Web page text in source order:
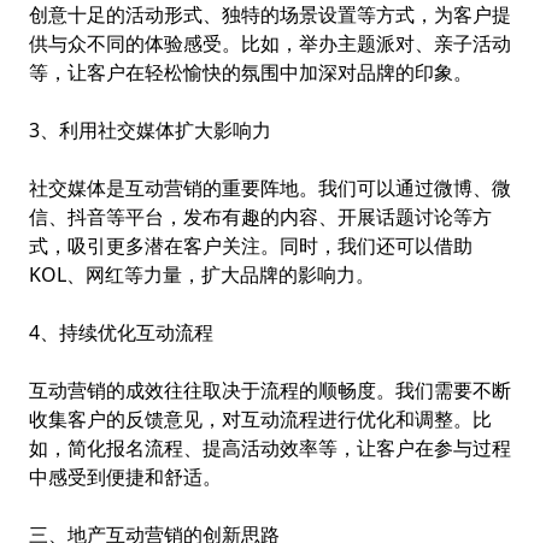
创意十足的活动形式、独特的场景设置等方式，为客户提
供与众不同的体验感受。比如，举办主题派对、亲子活动
等，让客户在轻松愉快的氛围中加深对品牌的印象。
3、利用社交媒体扩大影响力
社交媒体是互动营销的重要阵地。我们可以通过微博、微
信、抖音等平台，发布有趣的内容、开展话题讨论等方
式，吸引更多潜在客户关注。同时，我们还可以借助
KOL、网红等力量，扩大品牌的影响力。
4、持续优化互动流程
互动营销的成效往往取决于流程的顺畅度。我们需要不断
收集客户的反馈意见，对互动流程进行优化和调整。比
如，简化报名流程、提高活动效率等，让客户在参与过程
中感受到便捷和舒适。
三、地产互动营销的创新思路